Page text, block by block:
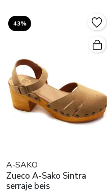
43%
A-SAKO
Zueco A-Sako Sintra
serraje beis